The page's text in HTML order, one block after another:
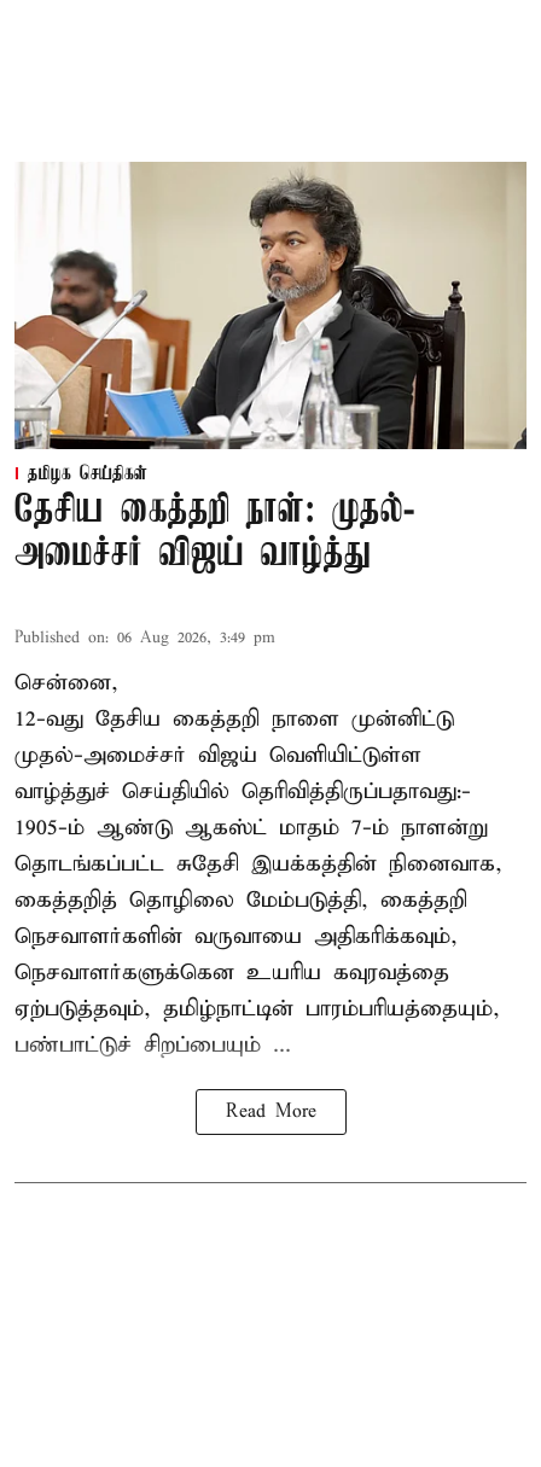
தமிழக செய்திகள்
தேசிய கைத்தறி நாள்: முதல்-
அமைச்சர் விஜய் வாழ்த்து
Published on: 06 Aug 2026, 3:49 pm
சென்னை,
12-வது தேசிய கைத்தறி நாளை முன்னிட்டு
முதல்-அமைச்சர் விஜய் வெளியிட்டுள்ள
வாழ்த்துச் செய்தியில் தெரிவித்திருப்பதாவது:-
1905-ம் ஆண்டு ஆகஸ்ட் மாதம் 7-ம் நாளன்று
தொடங்கப்பட்ட சுதேசி இயக்கத்தின் நினைவாக,
கைத்தறித் தொழிலை மேம்படுத்தி, கைத்தறி
நெசவாளர்களின் வருவாயை அதிகரிக்கவும்,
நெசவாளர்களுக்கென உயரிய கவுரவத்தை
ஏற்படுத்தவும், தமிழ்நாட்டின் பாரம்பரியத்தையும்,
பண்பாட்டுச் சிறப்பையும் ...
Read More